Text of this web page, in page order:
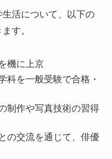
活について、以下の
す。
機に上京
科を一般受験で合格・
制作や写真技術の習得
の交流を通じて、俳優